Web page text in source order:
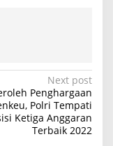
Next post
Penghargaan
Polri Tempati
Ketiga Anggaran
Terbaik 2022